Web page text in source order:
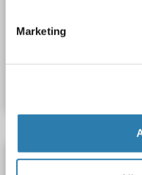
Marketing
EPH Receptor A6